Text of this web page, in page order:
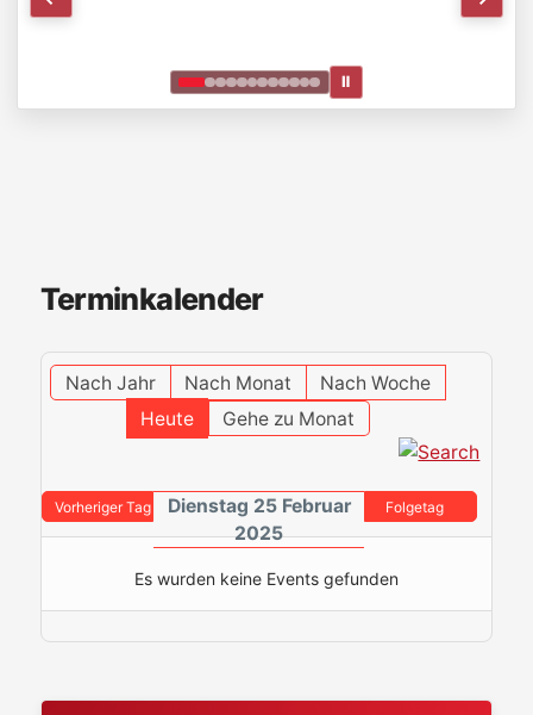
Ⅱ
Terminkalender
Nach Jahr Nach Monat
Nach Woche
Heute
Gehe zu Monat
Vorheriger Tag
Dienstag 25 Februar
2025
Folgetag
Es wurden keine Events gefunden